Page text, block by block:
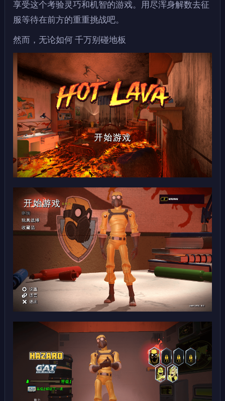
享受这个考验灵巧和机智的游戏。用尽浑身解数去征
服等待在前方的重重挑战吧。
然而，无论如何 千万别碰地板